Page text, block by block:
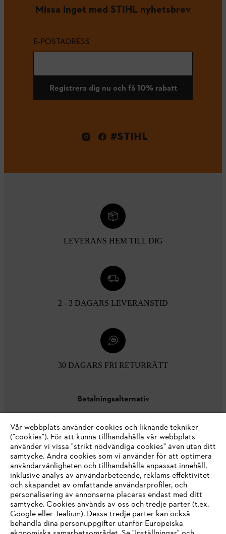
Missa inget med STIHL nyhetsbrev
E-POSTADRESS
Registrera dig nu och få 10% rabatt
#STIHL
LEVERANS HEM TILL DIG
2 - 3 DAGARS LEVERANSTID
30 DAGARS FRI RETURRÄTT
Betalningsalternativ
Företaget
STIHL FAQ
Vår webbplats använder cookies och liknande tekniker
("cookies"). För att kunna tillhandahålla vår webbplats
använder vi vissa "strikt nödvändiga cookies" även utan ditt
samtycke. Andra cookies som vi använder för att optimera
användarvänligheten och tillhandahålla anpassat innehåll,
inklusive analys av användarbeteende, reklams effektivitet
och skapandet av omfattande användarprofiler, och
personalisering av annonserna placeras endast med ditt
samtycke. Cookies används av oss och tredje parter (t.ex.
Google eller Tealium). Dessa tredje parter kan också
behandla dina personuppgifter utanför Europeiska